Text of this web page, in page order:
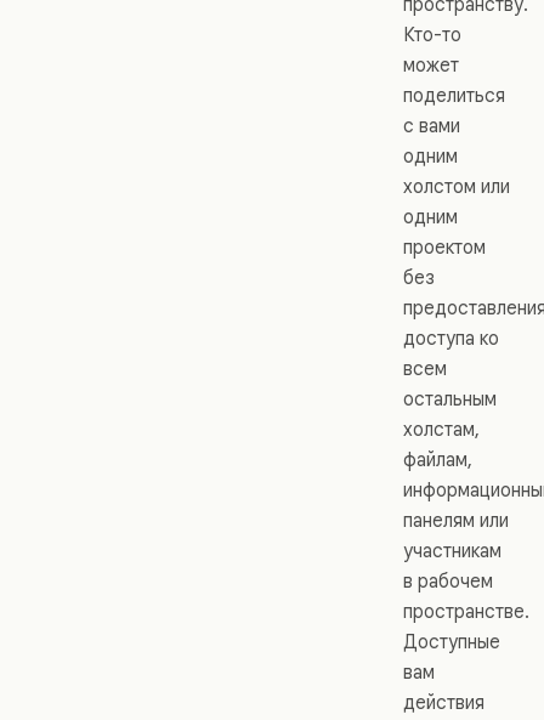
Кто-то
может
поделиться
с вами
одним
холстом или
одним
проектом
без
доступа ко
всем
остальным
холстам,
файлам,
панелям или
участникам
в рабочем
пространстве.
Доступные
вам
действия